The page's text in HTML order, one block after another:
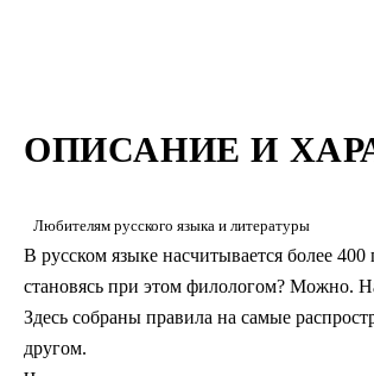
ОПИСАНИЕ И
Любителям русского языка и литературы
В русском языке насчитывается более
становясь при этом филологом? Можно.
Здесь собраны правила на самые
другом.